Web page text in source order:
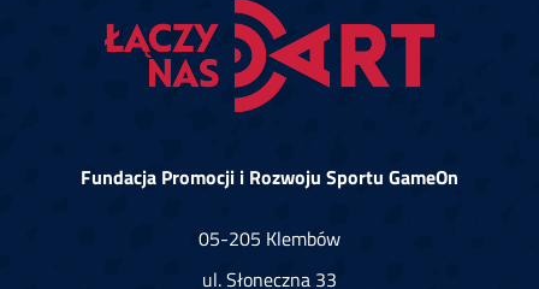
Fundacja Promocji i Rozwoju Sportu GameOn
05-205 Klembów
ul. Słoneczna 33